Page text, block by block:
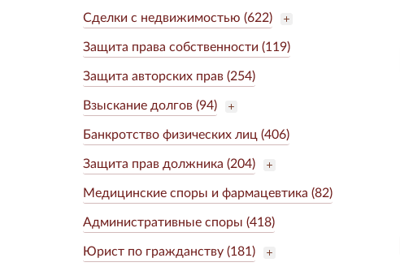
Сделки с недвижимостью (622)
Защита права собственности (119)
Защита авторских прав (254)
Взыскание долгов (94)
Банкротство физических лиц (406)
Защита прав должника (204)
Медицинские споры и фармацевтика (82)
Административные споры (418)
Юрист по гражданству (181)